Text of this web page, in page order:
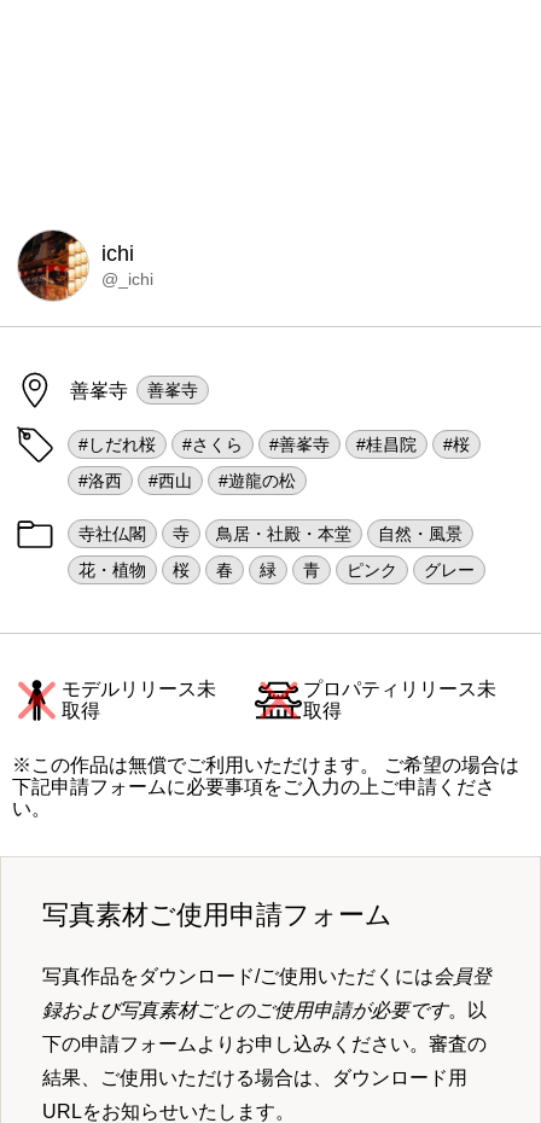
ichi
@_ichi
善峯寺 善峯寺
#しだれ桜 #さくら #善峯寺 #桂昌院
#桜
#洛西
#西山 #遊龍の松
寺社仏閣 寺 鳥居・社殿・本堂
自然・風景
花・植物
桜 春 緑 青 ピンク グレー
モデルリリース未
取得
プロパティリリース未
取得
※この作品は無償でご利用いただけます。 ご希望の場合は
下記申請フォームに必要事項をご入力の上ご申請くださ
い。
写真素材ご使用申請フォーム
写真作品をダウンロード/ご使用いただくには会員登
録および写真素材ごとのご使用申請が必要です。以
下の申請フォームよりお申し込みください。審査の
結果、ご使用いただける場合は、ダウンロード用
URLをお知らせいたします。